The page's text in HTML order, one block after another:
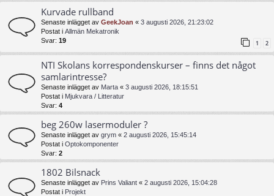
Kurvade rullband
Senaste inlägget av GeekJoan « 3 augusti 2026, 21:23:02
Postat i Allmän Mekatronik
Svar: 19 1 2
NTI Skolans korrespondenskurser – finns det något
samlarintresse?
Senaste inlägget av Marta « 3 augusti 2026, 18:15:51
Postat i Mjukvara / Litteratur
Svar: 4
beg 260w lasermoduler ?
Senaste inlägget av grym « 2 augusti 2026, 15:45:14
Postat i Optokomponenter
Svar: 2
1802 Bilsnack
Senaste inlägget av Prins Valiant « 2 augusti 2026, 15:04:28
Postat i Projekt